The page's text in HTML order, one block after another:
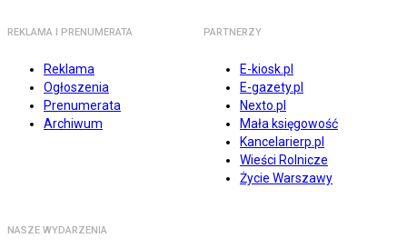
REKLAMA I PRENUMERATA
Reklama
Ogłoszenia
Prenumerata
Archiwum
PARTNERZY
E-kiosk.pl
E-gazety.pl
Nexto.pl
Mała księgowość
Kancelarierp.pl
Wieści Rolnicze
Życie Warszawy
NASZE WYDARZENIA